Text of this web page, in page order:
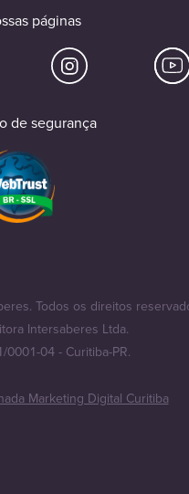
páginas
de segurança
Todos os direitos
Intersaberes Ltda.
0001-04 - Curitiba-PR.
Marketing Digital Curitiba